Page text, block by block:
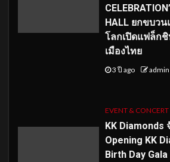
HALL ยกขบว
โลกเปิดแฟล็ก
เมืองไทย
3 ปี ago admin
EVENT & CONCERT
KK Diamonds
Opening KK
Birth Day